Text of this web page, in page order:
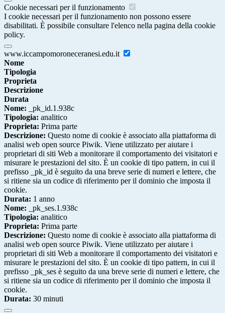
Cookie necessari per il funzionamento
I cookie necessari per il funzionamento non possono essere
disabilitati. È possibile consultare l'elenco nella pagina della cookie
policy.
www.iccampomoroneceranesi.edu.it
Nome
Tipologia
Proprieta
Descrizione
Durata
Nome: _pk_id.1.938c
Tipologia: analitico
Proprieta: Prima parte
Descrizione: Questo nome di cookie è associato alla piattaforma di
analisi web open source Piwik. Viene utilizzato per aiutare i
proprietari di siti Web a monitorare il comportamento dei visitatori e
misurare le prestazioni del sito. È un cookie di tipo pattern, in cui il
prefisso _pk_id è seguito da una breve serie di numeri e lettere, che
si ritiene sia un codice di riferimento per il dominio che imposta il
cookie.
Durata: 1 anno
Nome: _pk_ses.1.938c
Tipologia: analitico
Proprieta: Prima parte
Descrizione: Questo nome di cookie è associato alla piattaforma di
analisi web open source Piwik. Viene utilizzato per aiutare i
proprietari di siti Web a monitorare il comportamento dei visitatori e
misurare le prestazioni del sito. È un cookie di tipo pattern, in cui il
prefisso _pk_ses è seguito da una breve serie di numeri e lettere, che
si ritiene sia un codice di riferimento per il dominio che imposta il
cookie.
Durata: 30 minuti